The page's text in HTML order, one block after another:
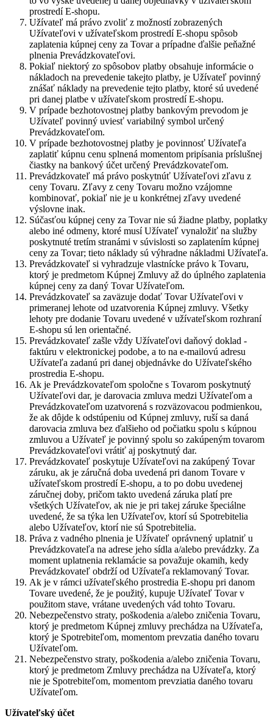
prostredí E-shopu.
Užívateľ má právo zvoliť z možností zobrazených
Užívateľovi v užívateľskom prostredí E-shopu spôsob
zaplatenia kúpnej ceny za Tovar a prípadne ďalšie peňažné
plnenia Prevádzkovateľovi.
Pokiaľ niektorý zo spôsobov platby obsahuje informácie o
nákladoch na prevedenie takejto platby, je Užívateľ povinný
znášať náklady na prevedenie tejto platby, ktoré sú uvedené
pri danej platbe v užívateľskom prostredí E-shopu.
V prípade bezhotovostnej platby bankovým prevodom je
Užívateľ povinný uviesť variabilný symbol určený
Prevádzkovateľom.
V prípade bezhotovostnej platby je povinnosť Užívateľa
zaplatiť kúpnu cenu splnená momentom pripísania príslušnej
čiastky na bankový účet určený Prevádzkovateľom.
Prevádzkovateľ má právo poskytnúť Užívateľovi zľavu z
ceny Tovaru. Zľavy z ceny Tovaru možno vzájomne
kombinovať, pokiaľ nie je u konkrétnej zľavy uvedené
výslovne inak.
Súčasťou kúpnej ceny za Tovar nie sú žiadne platby, poplatky
alebo iné odmeny, ktoré musí Užívateľ vynaložiť na služby
poskytnuté tretím stranámi v súvislosti so zaplatením kúpnej
ceny za Tovar; tieto náklady sú výhradne nákladmi Užívateľa.
Prevádzkovateľ si vyhradzuje vlastnícke právo k Tovaru,
ktorý je predmetom Kúpnej Zmluvy až do úplného zaplatenia
kúpnej ceny za daný Tovar Užívateľom.
Prevádzkovateľ sa zaväzuje dodať Tovar Užívateľovi v
primeranej lehote od uzatvorenia Kúpnej zmluvy. Všetky
lehoty pre dodanie Tovaru uvedené v užívateľskom rozhraní
E-shopu sú len orientačné.
Prevádzkovateľ zašle vždy Užívateľovi daňový doklad -
faktúru v elektronickej podobe, a to na e-mailovú adresu
Užívateľa zadanú pri danej objednávke do Užívateľského
prostredia E-shopu.
Ak je Prevádzkovateľom spoločne s Tovarom poskytnutý
Užívateľovi dar, je darovacia zmluva medzi Užívateľom a
Prevádzkovateľom uzatvorená s rozväzovacou podmienkou,
že ak dôjde k odstúpeniu od Kúpnej zmluvy, ruší sa daná
darovacia zmluva bez ďalšieho od počiatku spolu s kúpnou
zmluvou a Užívateľ je povinný spolu so zakúpeným tovarom
Prevádzkovateľovi vrátiť aj poskytnutý dar.
Prevádzkovateľ poskytuje Užívateľovi na zakúpený Tovar
záruku, ak je záručná doba uvedená pri danom Tovare v
užívateľskom prostredí E-shopu, a to po dobu uvedenej
záručnej doby, pričom takto uvedená záruka platí pre
všetkých Užívateľov, ak nie je pri takej záruke špeciálne
uvedené, že sa týka len Užívateľov, ktorí sú Spotrebitelia
alebo Užívateľov, ktorí nie sú Spotrebitelia.
Práva z vadného plnenia je Užívateľ oprávnený uplatniť u
Prevádzkovateľa na adrese jeho sídla a/alebo prevádzky. Za
moment uplatnenia reklamácie sa považuje okamih, kedy
Prevádzkovateľ obdrží od Užívateľa reklamovaný Tovar.
Ak je v rámci užívateľského prostredia E-shopu pri danom
Tovare uvedené, že je použitý, kupuje Užívateľ Tovar v
použitom stave, vrátane uvedených vád tohto Tovaru.
Nebezpečenstvo straty, poškodenia a/alebo zničenia Tovaru,
ktorý je predmetom Kúpnej zmluvy prechádza na Užívateľa,
ktorý je Spotrebiteľom, momentom prevzatia daného tovaru
Užívateľom.
Nebezpečenstvo straty, poškodenia a/alebo zničenia Tovaru,
ktorý je predmetom Zmluvy prechádza na Užívateľa, ktorý
nie je Spotrebiteľom, momentom prevziatia daného tovaru
Užívateľom.
Užívateľský účet